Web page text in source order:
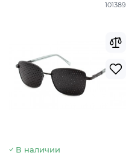
101389
В наличии